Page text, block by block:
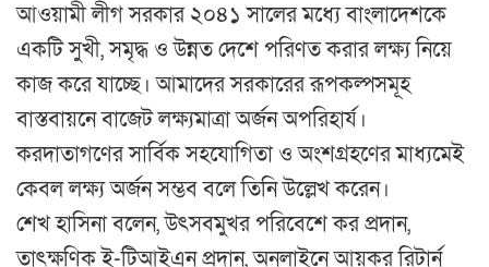
আওয়ামী লীগ সরকার ২০৪১ সালের মধ্যে বাংলাদেশকে
একটি সুখী, সমৃদ্ধ ও উন্নত দেশে পরিণত করার লক্ষ্য নিয়ে
কাজ করে যাচ্ছে। আমাদের সরকারের রূপকল্পসমূহ
বাস্তবায়নে বাজেট লক্ষ্যমাত্রা অর্জন অপরিহার্য।
করদাতাগণের সার্বিক সহযোগিতা ও অংশগ্রহণের মাধ্যমেই
কেবল লক্ষ্য অর্জন সম্ভব বলে তিনি উল্লেখ করেন।
শেখ হাসিনা বলেন, উৎসবমুখর পরিবেশে কর প্রদান,
তাৎক্ষণিক ই-টিআইএন প্রদান, অনলাইনে আয়কর রিটার্ন